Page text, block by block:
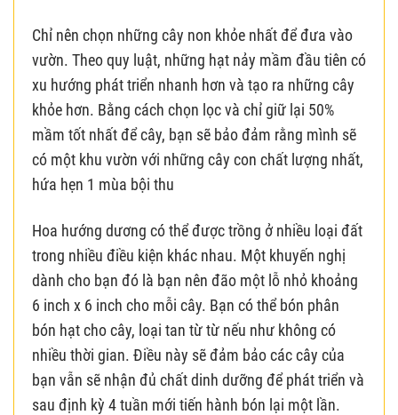
Chỉ nên chọn những cây non khỏe nhất để đưa vào
vườn. Theo quy luật, những hạt nảy mầm đầu tiên có
xu hướng phát triển nhanh hơn và tạo ra những cây
khỏe hơn. Bằng cách chọn lọc và chỉ giữ lại 50%
mầm tốt nhất để cây, bạn sẽ bảo đảm rằng mình sẽ
có một khu vườn với những cây con chất lượng nhất,
hứa hẹn 1 mùa bội thu
Hoa hướng dương có thể được trồng ở nhiều loại đất
trong nhiều điều kiện khác nhau. Một khuyến nghị
dành cho bạn đó là bạn nên đão một lỗ nhỏ khoảng
6 inch x 6 inch cho mỗi cây. Bạn có thể bón phân
bón hạt cho cây, loại tan từ từ nếu như không có
nhiều thời gian. Điều này sẽ đảm bảo các cây của
bạn vẫn sẽ nhận đủ chất dinh dưỡng để phát triển và
sau định kỳ 4 tuần mới tiến hành bón lại một lần.